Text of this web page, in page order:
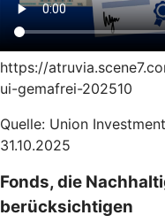
https://
ui-gemafrei-202510
Quelle: Union
31.10.2025
Fonds, die
berücksichtigen